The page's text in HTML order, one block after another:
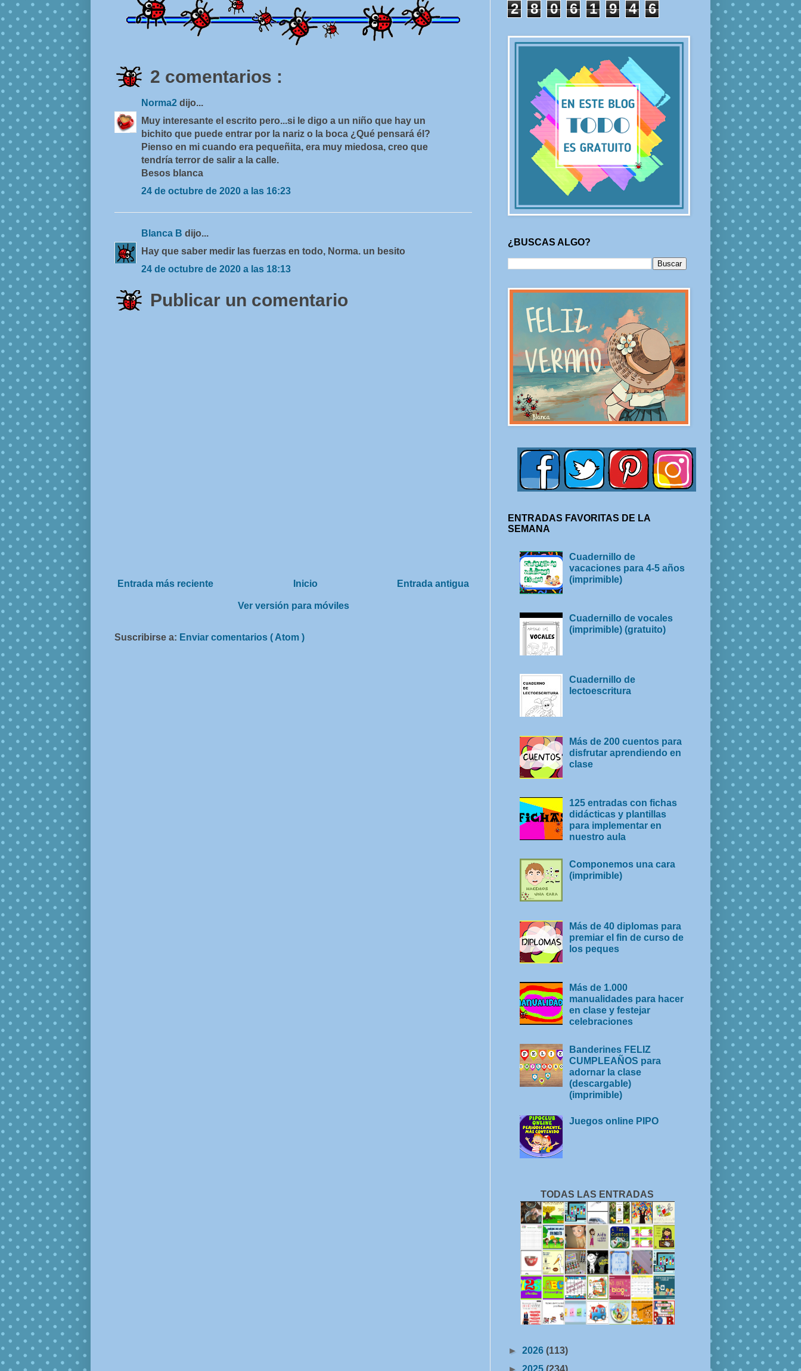
2 comentarios :
Norma2 dijo...
Muy interesante el escrito pero...si le digo a un niño que hay un
bichito que puede entrar por la nariz o la boca ¿Qué pensará él?
Pienso en mi cuando era pequeñita, era muy miedosa, creo que
tendría terror de salir a la calle.
Besos blanca
24 de octubre de 2020 a las 16:23
Blanca B dijo...
Hay que saber medir las fuerzas en todo, Norma. un besito
24 de octubre de 2020 a las 18:13
Publicar un comentario
Entrada más reciente Entrada antigua
Inicio
Ver versión para móviles
Suscribirse a: Enviar comentarios ( Atom )
2 8 0 6 1 9 4 6
¿BUSCAS ALGO?
ENTRADAS FAVORITAS DE LA
SEMANA
Cuadernillo de
vacaciones para 4-5 años
(imprimible)
Cuadernillo de vocales
(imprimible) (gratuito)
Cuadernillo de
lectoescritura
Más de 200 cuentos para
disfrutar aprendiendo en
clase
125 entradas con fichas
didácticas y plantillas
para implementar en
nuestro aula
Componemos una cara
(imprimible)
Más de 40 diplomas para
premiar el fin de curso de
los peques
Más de 1.000
manualidades para hacer
en clase y festejar
celebraciones
Banderines FELIZ
CUMPLEAÑOS para
adornar la clase
(descargable)
(imprimible)
Juegos online PIPO
TODAS LAS ENTRADAS
► 2026 (113)